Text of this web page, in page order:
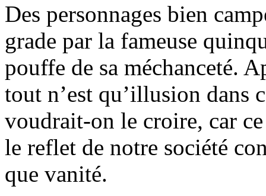
Des personnages bien
grade par la fameuse
pouffe de sa méchanceté.
tout n’est qu’illusion dans
voudrait-on le croire, car
le reflet de notre société
que vanité.